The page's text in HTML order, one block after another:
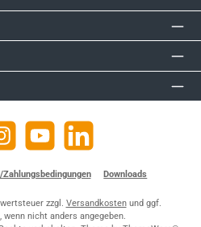
YouTube https://de.linkedin.com/company/
Zahlungsbedingungen Downloads
zzgl. Versandkostenund ggf.
wenn nicht anders angegeben.